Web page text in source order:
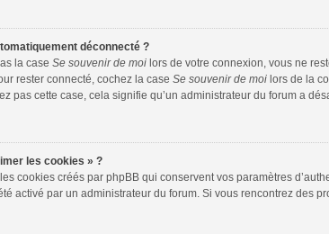
déconnecté ?
la case Se souvenir de moilors de votre connexion, vous ne
rester connecté, cochez la case Se souvenir de moilors de la
pas cette case, cela signifie qu’un administrateur du forum a
les cookies » ?
cookies créés par phpBB qui conservent vos paramètres
activé par un administrateur du forum. Si vous rencontrez des